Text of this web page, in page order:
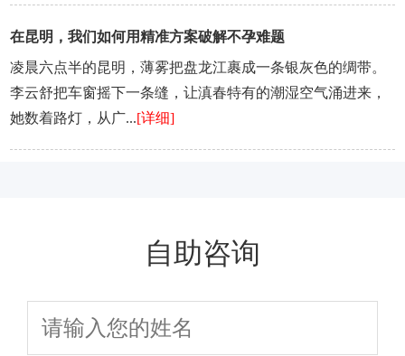
在昆明，我们如何用精准方案破解不孕难题
凌晨六点半的昆明，薄雾把盘龙江裹成一条银灰色的绸带。
李云舒把车窗摇下一条缝，让滇春特有的潮湿空气涌进来，
她数着路灯，从广...[详细]
自助咨询